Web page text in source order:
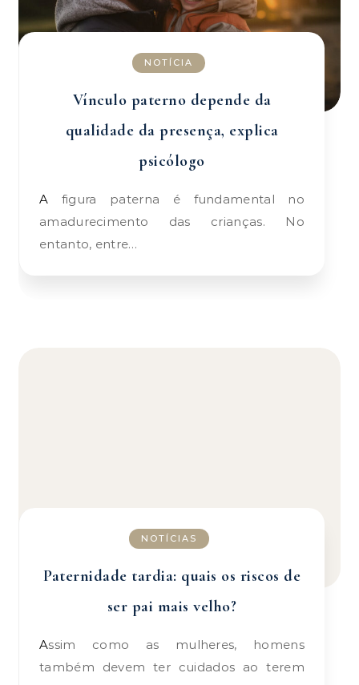
NOTÍCIA
Vínculo paterno depende da
qualidade da presença, explica
psicólogo
A figura paterna é fundamental no
amadurecimento das crianças. No
entanto, entre…
NOTÍCIAS
Paternidade tardia: quais os riscos de
ser pai mais velho?
Assim como as mulheres, homens
também devem ter cuidados ao terem